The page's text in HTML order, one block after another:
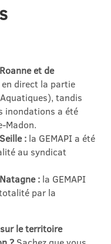
et de
en direct la partie
tandis
inondations a été
Madon.
: la GEMAPI a été
au syndicat
: la GEMAPI
par la
le territoire